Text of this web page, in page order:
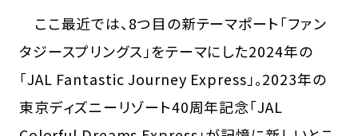
ここ最近では、8つ目の新テーマポート「ファン
タジースプリングス」をテーマにした2024年の
「JAL Fantastic Journey Express」。2023年の
東京ディズニーリゾート40周年記念「JAL